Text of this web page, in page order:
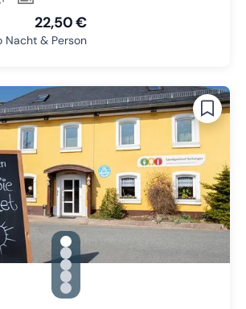
22,50 €
Nacht & Person
gallery.slide_selector
Zu Slide 1 wechseln
Zu Slide 2 wechseln
Zu Slide 3 wechseln
Zu Slide 4 wechseln
Zu Slide 5 wechseln